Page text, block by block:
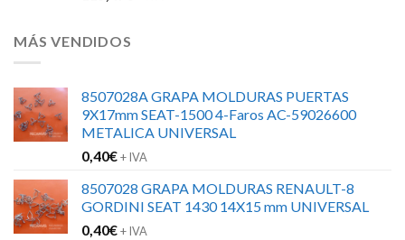
MÁS VENDIDOS
8507028A GRAPA MOLDURAS PUERTAS
9X17mm SEAT-1500 4-Faros AC-59026600
METALICA UNIVERSAL
0,40€+ IVA
8507028 GRAPA MOLDURAS RENAULT-8
GORDINI SEAT 1430 14X15 mm UNIVERSAL
0,40€+ IVA